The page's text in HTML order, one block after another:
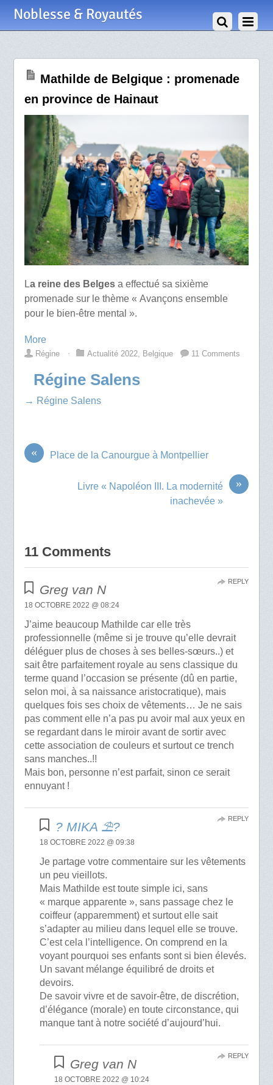
Noblesse & Royautés
Mathilde de Belgique : promenade
en province de Hainaut
La reine des Belgesa effectué sa sixième
promenade sur le thème « Avançons ensemble
pour le bien-être mental ».
More
Régine ⋅ Actualité 2022, Belgique 11 Comments
Régine Salens
→ Régine Salens
« Place de la Canourgue à Montpellier
»
Livre « Napoléon III. La modernité
inachevée »
11 Comments
Greg van N
18 OCTOBRE 2022 @ 08:24
J’aime beaucoup Mathilde car elle très
professionnelle (même si je trouve qu’elle devrait
déléguer plus de choses à ses belles-sœurs..) et
sait être parfaitement royale au sens classique du
terme quand l’occasion se présente (dû en partie,
selon moi, à sa naissance aristocratique), mais
quelques fois ses choix de vêtements… Je ne sais
pas comment elle n’a pas pu avoir mal aux yeux en
se regardant dans le miroir avant de sortir avec
cette association de couleurs et surtout ce trench
sans manches..!!
Mais bon, personne n’est parfait, sinon ce serait
ennuyant !
REPLY
? MIKA ⛱?
18 OCTOBRE 2022 @ 09:38
Je partage votre commentaire sur les vêtements
un peu vieillots.
Mais Mathilde est toute simple ici, sans
« marque apparente », sans passage chez le
coiffeur (apparemment) et surtout elle sait
s’adapter au milieu dans lequel elle se trouve.
C’est cela l’intelligence. On comprend en la
voyant pourquoi ses enfants sont si bien élevés.
Un savant mélange équilibré de droits et
devoirs.
De savoir vivre et de savoir-être, de discrétion,
d’élégance (morale) en toute circonstance, qui
manque tant à notre société d’aujourd’hui.
REPLY
Greg van N
18 OCTOBRE 2022 @ 10:24
REPLY